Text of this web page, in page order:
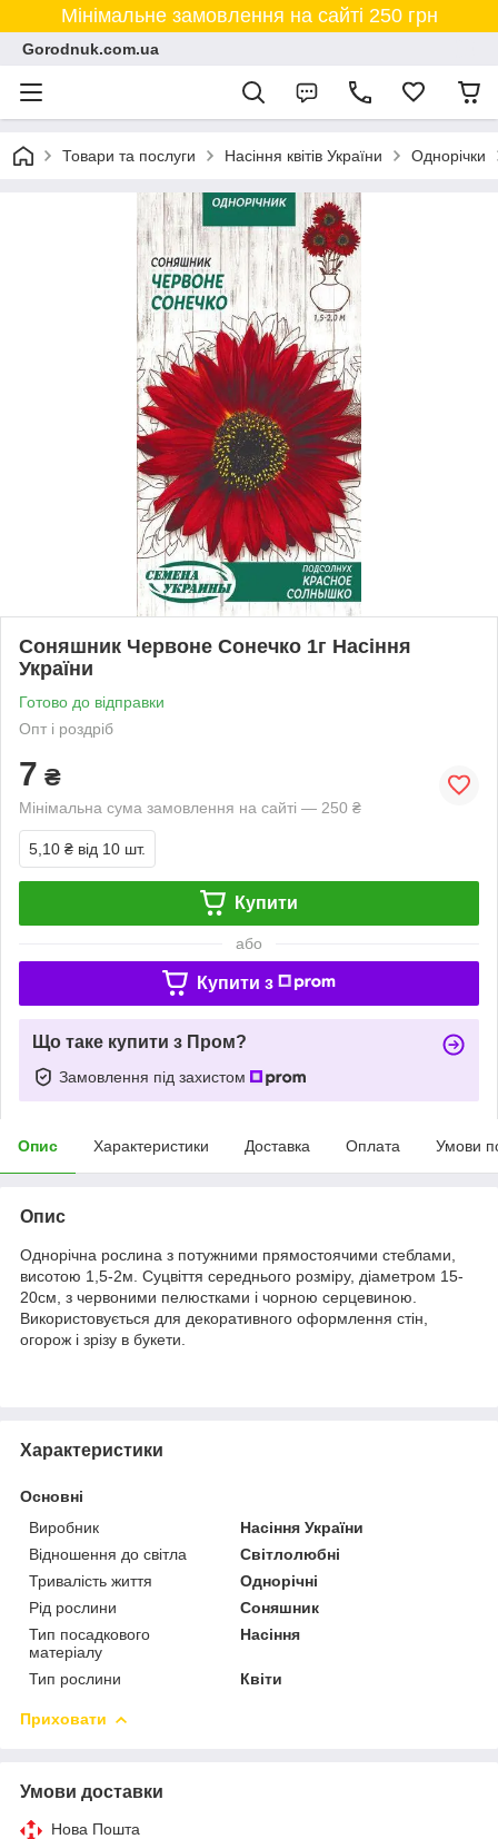
Мінімальне замовлення на сайті 250 грн
Gorodnuk.com.ua
Товари та послуги Насіння квітів України Однорічки
Соняшник Червоне Сонечко 1г Насіння
України
Готово до відправки
Опт і роздріб
7 ₴
Мінімальна сума замовлення на сайті — 250 ₴
5,10 ₴ від 10 шт.
Купити
або
Купити з
Що таке купити з Пром?
Замовлення під захистом
Опис Характеристики Доставка Оплата Умови
Опис
Однорічна рослина з потужними прямостоячими стеблами,
висотою 1,5-2м. Суцвіття середнього розміру, діаметром 15-
20см, з червоними пелюстками і чорною серцевиною.
Використовується для декоративного оформлення стін,
огорож і зрізу в букети.
Характеристики
Основні
Виробник
Насіння України
Відношення до світла
Світлолюбні
Тривалість життя
Однорічні
Рід рослини
Соняшник
Тип посадкового
матеріалу
Насіння
Тип рослини Квіти
Приховати
Умови доставки
Нова Пошта